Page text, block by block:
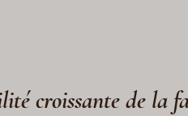
croissante de la